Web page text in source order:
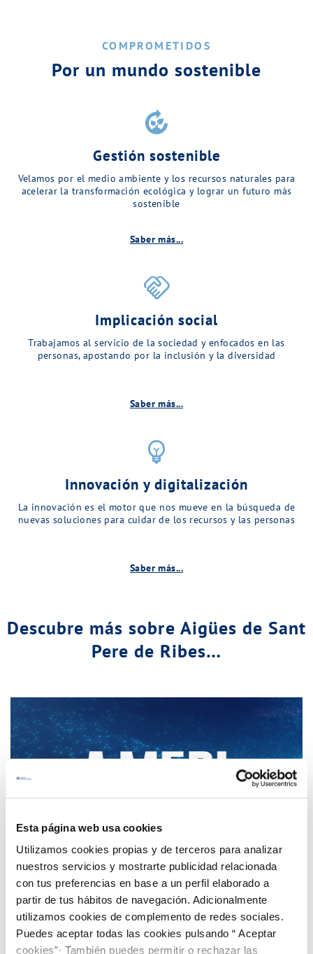
Esta página web usa cookies
Utilizamos cookies propias y de terceros para analizar
nuestros servicios y mostrarte publicidad relacionada
con tus preferencias en base a un perfil elaborado a
partir de tus hábitos de navegación. Adicionalmente
utilizamos cookies de complemento de redes sociales.
Puedes aceptar todas las cookies pulsando “ Aceptar
cookies”· También puedes permitir o rechazar las
COMPROMETIDOS
Por un mundo sostenible
compost
Gestión sostenible
Velamos por el medio ambiente y los recursos naturales para
acelerar la transformación ecológica y lograr un futuro más
sostenible
Saber más...
handshake
Implicación social
Trabajamos al servicio de la sociedad y enfocados en las
personas, apostando por la inclusión y la diversidad
Saber más...
emoji_objects
Innovación y digitalización
La innovación es el motor que nos mueve en la búsqueda de
nuevas soluciones para cuidar de los recursos y las personas
Saber más...
Descubre más sobre Aigües de Sant
Pere de Ribes…
Mejoras para aumentar la transparencia del